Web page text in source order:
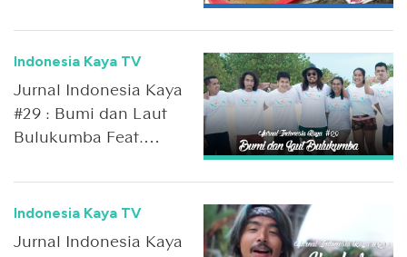
Indonesia Kaya TV
Jurnal Indonesia Kaya
#29 : Bumi dan Laut
Bulukumba Feat.
Indonesia Kaya TV
Jurnal Indonesia Kaya